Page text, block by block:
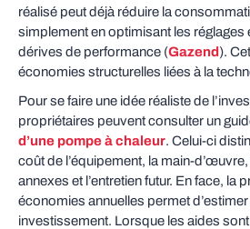
réalisé peut déjà réduire la
simplement en optimisant les réglages
dérives de performance (Gazend).
économies structurelles liées à la
Pour se faire une idée réaliste de
propriétaires peuvent consulter un
d’une pompe à chaleur. Celui‑ci
coût de l’équipement, la
annexes et l’entretien futur. En face, la
économies annuelles permet
investissement. Lorsque les aides